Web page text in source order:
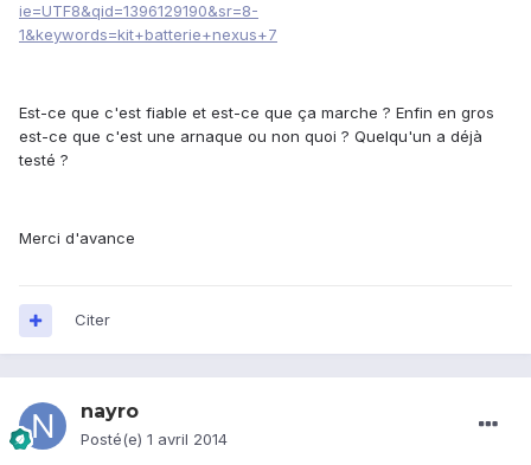
ie=UTF8&qid=1396129190&sr=8-
1&keywords=kit+batterie+nexus+7
Est-ce que c'est fiable et est-ce que ça marche ? Enfin en gros
est-ce que c'est une arnaque ou non quoi ? Quelqu'un a déjà
testé ?
Merci d'avance
Citer
nayro
Posté(e) 1 avril 2014